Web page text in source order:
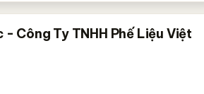
Công Ty TNHH Phế Liệu Việt